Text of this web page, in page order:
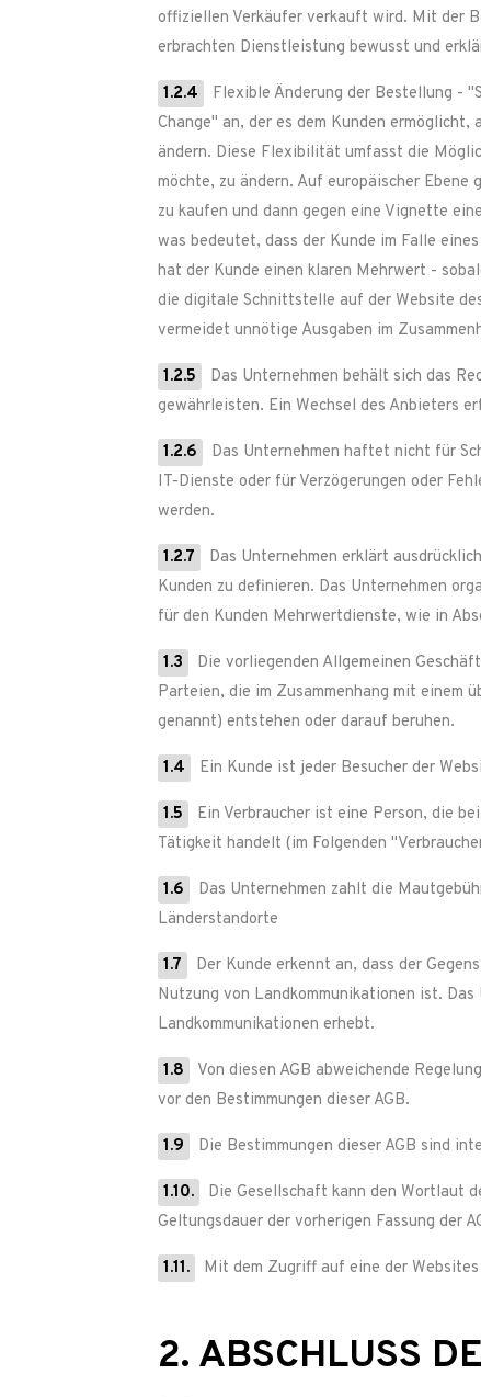
offiziellen Verkäufer verkauft wird. Mit der
erbrachten Dienstleistung bewusst und
1.2.4
Flexible Änderung der Bestellung -
Change" an, der es dem Kunden
ändern. Diese Flexibilität umfasst die
möchte, zu ändern. Auf europäischer
zu kaufen und dann gegen eine Vignette
was bedeutet, dass der Kunde im Falle
hat der Kunde einen klaren Mehrwert -
die digitale Schnittstelle auf der Website
vermeidet unnötige Ausgaben im
1.2.5
Das Unternehmen behält sich das
gewährleisten. Ein Wechsel des Anbieters
1.2.6
Das Unternehmen haftet nicht für
IT-Dienste oder für Verzögerungen oder
werden.
1.2.7
Das Unternehmen erklärt
Kunden zu definieren. Das Unternehmen
für den Kunden Mehrwertdienste, wie in
1.3
Die vorliegenden Allgemeinen
Parteien, die im Zusammenhang mit einem
genannt) entstehen oder darauf beruhen.
1.4 Ein Kunde ist jeder Besucher der
1.5
Ein Verbraucher ist eine Person, die
Tätigkeit handelt (im Folgenden
1.6
Das Unternehmen zahlt die
Länderstandorte
1.7
Der Kunde erkennt an, dass der
Nutzung von Landkommunikationen ist.
Landkommunikationen erhebt.
1.8
Von diesen AGB abweichende
vor den Bestimmungen dieser AGB.
1.9 Die Bestimmungen dieser AGB sind
1.10.
Die Gesellschaft kann den Wortlaut
Geltungsdauer der vorherigen Fassung der
1.11. Mit dem Zugriff auf eine der
2. ABSCHLUSS